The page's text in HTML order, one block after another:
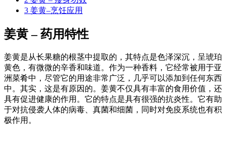
3 姜黄–烹饪应用
姜黄 – 药用特性
姜黄是从长果糖的根茎中提取的，其特点是色泽深沉，呈琥珀
黄色，有微微的辛香和味道。作为一种香料，它经常被用于亚
洲菜肴中，尽管它的用途非常广泛，几乎可以添加到任何东西
中。其实，这是有原因的。姜黄不仅具有丰富的食用价值，还
具有促进健康的作用。它的特点是具有很强的抗炎性。它有助
于对抗侵袭人体的病毒、真菌和细菌，同时对免疫系统也有积
极作用。